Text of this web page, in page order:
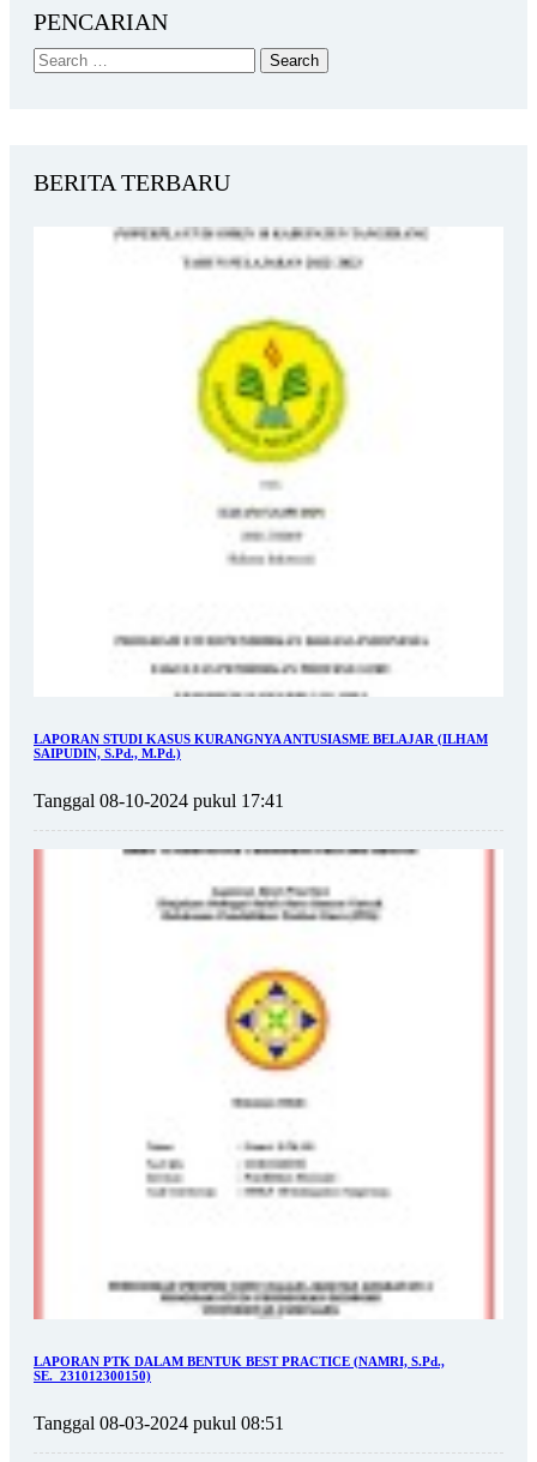
PENCARIAN
BERITA TERBARU
LAPORAN STUDI KASUS KURANGNYA ANTUSIASME BELAJAR (ILHAM
SAIPUDIN, S.Pd., M.Pd.)
Tanggal 08-10-2024 pukul 17:41
LAPORAN PTK DALAM BENTUK BEST PRACTICE (NAMRI, S.Pd.,
SE._231012300150)
Tanggal 08-03-2024 pukul 08:51